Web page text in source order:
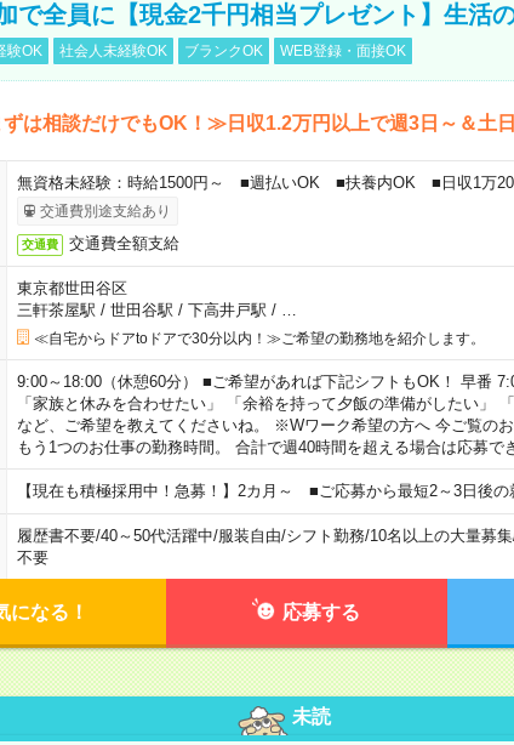
で全員に【現金2千円相当プレゼント】生活
験OK 社会人未経験OK ブランクOK WEB登録・面接OK
は相談だけでもOK！≫日収1.2万円以上で週3日～＆土日
無資格未経験：時給1500円～ ■週払いOK ■扶養内OK ■日収1万
交通費別途支給あり
交通費 交通費全額支給
東京都世田谷区
三軒茶屋駅 / 世田谷駅 / 下高井戸駅 / …
≪自宅からドアtoドアで30分以内！≫ご希望の勤務地を紹介します。
9:00～18:00（休憩60分） ■ご希望があれば下記シフトもOK！ 早番
「家族と休みを合わせたい」 「余裕を持って夕飯の準備がしたい」
など、ご希望を教えてくださいね。 ※Wワーク希望の方へ 今ご覧のお
もう1つのお仕事の勤務時間。 合計で週40時間を超える場合は応募で
【現在も積極採用中！急募！】2カ月～ ■ご応募から最短2～3日後の
履歴書不要/40～50代活躍中/服装自由/シフト勤務/10名以上の大量募集
不要
になる！ 応募する
未読